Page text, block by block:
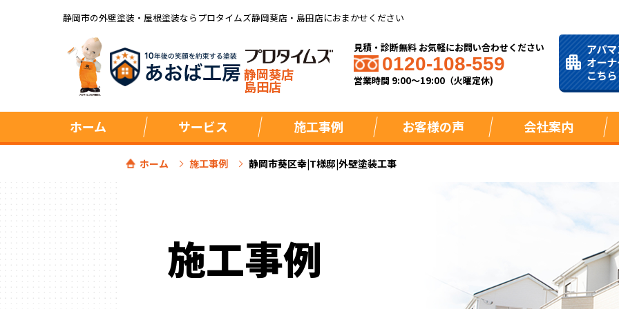
静岡市の外壁塗装・屋根塗装ならプロタイムズ静岡葵店・島田店におまかせください
静岡葵店
島田店
見積・診断無料 お気軽にお問い合わせください
0120-108-559
営業時間 9:00～19:00（火曜定休)
ホーム サービス 施工事例 お客様の声 会社案内
ホーム 施工事例 静岡市葵区幸|T様邸|外壁塗装工事
施工事例